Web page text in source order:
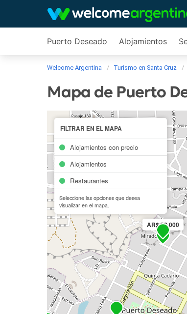
Puerto Deseado Alojamientos
Welcome Argentina Turismo en Santa Cruz
Mapa de Puerto
AR$ 98.000
FILTRAR EN EL MAPA
Alojamientos con precio
Alojamientos
Restaurantes
Seleccione las opciones que desea
visualizar en el mapa.